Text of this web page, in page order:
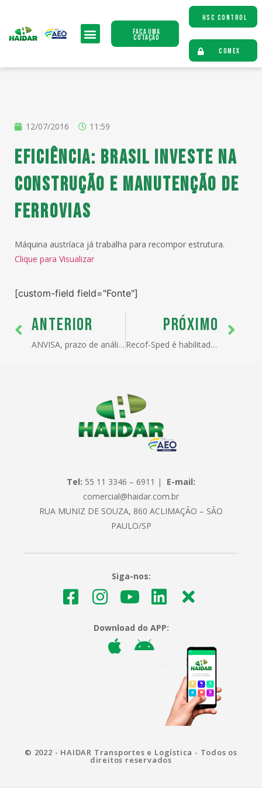
Faça uma
Cotação
HSC CONTROL
COMEX
12/07/2016 11:59
Eficiência: Brasil investe na
construção e manutenção de
ferrovias
Máquina austríaca já trabalha para recompor estrutura.
Clique para Visualizar
[custom-field field="Fonte"]
ANTERIOR
ANVISA, prazo de análise de LI nos principais postos
PRÓXIMO
Recof-Sped é habilitado pela Receita Federal
Tel: 55 11 3346 – 6911 | E-mail:
comercial@haidar.com.br
RUA MUNIZ DE SOUZA, 860 ACLIMAÇÃO – SÃO
PAULO/SP
Siga-nos:
Download do APP:
© 2022 - HAIDAR Transportes e Logística - Todos os
direitos reservados